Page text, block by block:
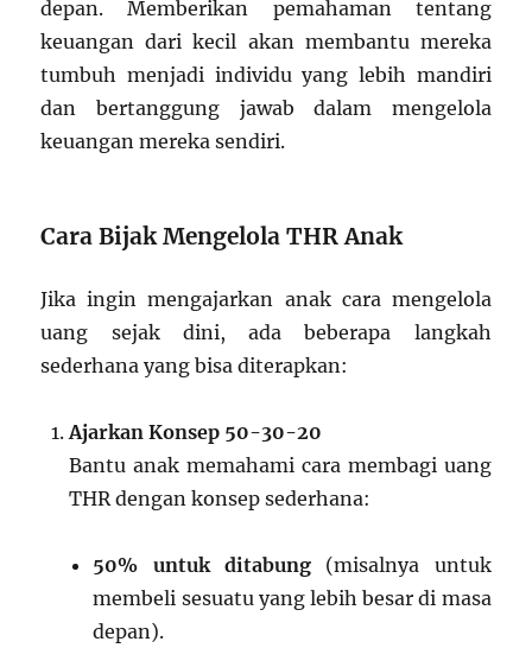
depan. Memberikan pemahaman tentang
keuangan dari kecil akan membantu mereka
tumbuh menjadi individu yang lebih mandiri
dan bertanggung jawab dalam mengelola
keuangan mereka sendiri.
Cara Bijak Mengelola THR Anak
Jika ingin mengajarkan anak cara mengelola
uang sejak dini, ada beberapa langkah
sederhana yang bisa diterapkan:
Ajarkan Konsep 50-30-20
Bantu anak memahami cara membagi uang
THR dengan konsep sederhana:
50% untuk ditabung (misalnya untuk
membeli sesuatu yang lebih besar di masa
depan).